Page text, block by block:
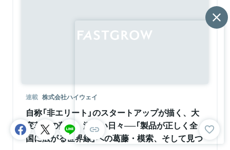
連載 株式会社ハイウェイ
自称「非エリート」のスタートアップが描く、大
変革への夢と、泥臭い日々──「製品が正しく全
国に広がる世界線」への葛藤・模索、そして見つ